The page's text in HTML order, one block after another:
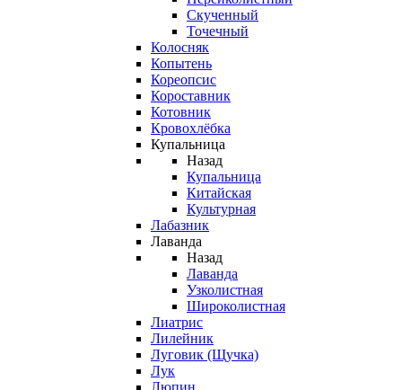
Скученный
Точечный
Колосняк
Копытень
Кореопсис
Короставник
Котовник
Кровохлёбка
Купальница
Назад
Купальница
Китайская
Культурная
Лабазник
Лаванда
Назад
Лаванда
Узколистная
Широколистная
Лиатрис
Лилейник
Луговик (Щучка)
Лук
Люпин